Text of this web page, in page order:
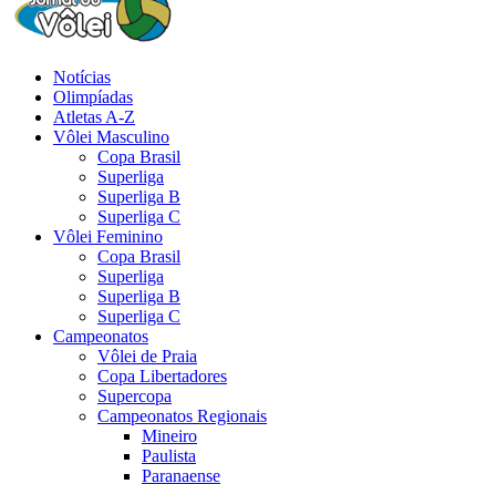
Notícias
Olimpíadas
Atletas A-Z
Vôlei Masculino
Copa Brasil
Superliga
Superliga B
Superliga C
Vôlei Feminino
Copa Brasil
Superliga
Superliga B
Superliga C
Campeonatos
Vôlei de Praia
Copa Libertadores
Supercopa
Campeonatos Regionais
Mineiro
Paulista
Paranaense